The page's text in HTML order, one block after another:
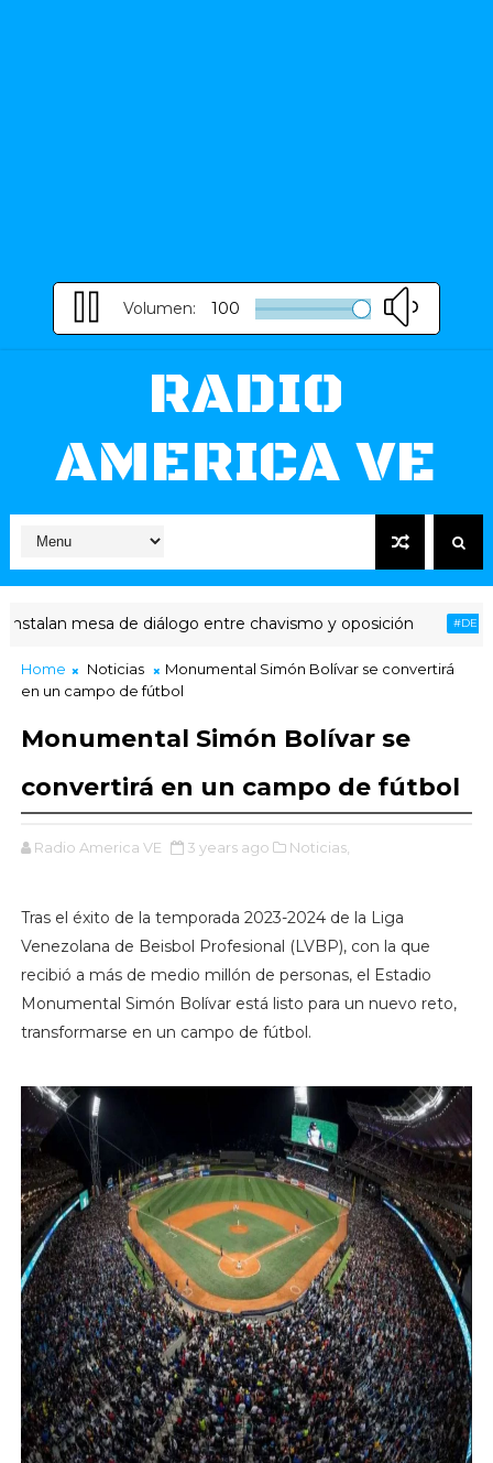
Volumen: 100
RADIO
AMERICA VE
mesa de diálogo entre chavismo y oposición
Home Noticias
Monumental Simón Bolívar se convertirá
en un campo de fútbol
Monumental Simón Bolívar se
convertirá en un campo de fútbol
Radio America VE 3 years ago Noticias,
Tras el éxito de la temporada 2023-2024 de la Liga
Venezolana de Beisbol Profesional (LVBP), con la que
recibió a más de medio millón de personas, el Estadio
Monumental Simón Bolívar está listo para un nuevo reto,
transformarse en un campo de fútbol.